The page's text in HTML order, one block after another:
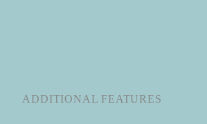
ADDITIONAL FEATURES